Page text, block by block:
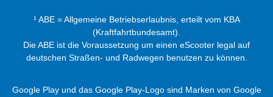
¹ ABE = Allgemeine Betriebserlaubnis, erteilt vom KBA
(Kraftfahrtbundesamt).
Die ABE ist die Voraussetzung um einen eScooter legal auf
deutschen Straßen- und Radwegen benutzen zu können.
Google Play und das Google Play-Logo sind Marken von Google